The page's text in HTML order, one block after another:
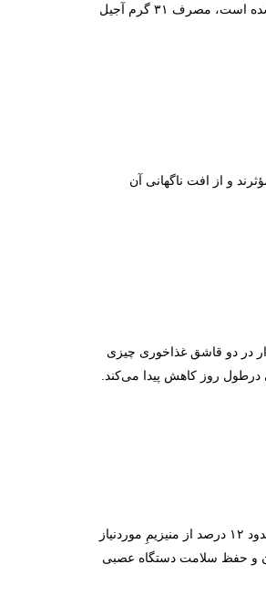
مصرف کره بادام زمینی می‌تواند خطر پیشرفت دیابت را کاهش دهد. براساس مطالعه‌ای که توسط جکوبسون (Jacobson) در مجله‌ی انجمن پزشکی آمریکا منتشر شده است، مصرف ۳۱ گرم آجیل
و از افت ناگهانی آن
در دو قاشق غذاخوری چیزی
درطول روز کاهش پیدا می‌کند.
منیزیم یکی از مواد معدنی ضروری است که عملکرد بیش‌ از ۳۰۰ فعالیت بیوشیمیایی بدن را تقویت می‌کند. کره بادام زمینی سرشار از منیزیم است و این میزان در حدود ۱۲ درصد از منیزیمِ موردنیاز
و حفظ سلامت دستگاه عصبی